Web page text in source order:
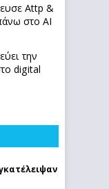
Attp &
στο ΑΙ
την
digital